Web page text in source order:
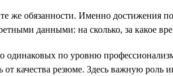
обязанности. Именно достижения
данными: на сколько, за какое
одинаковых по уровню
от качества резюме. Здесь важную роль